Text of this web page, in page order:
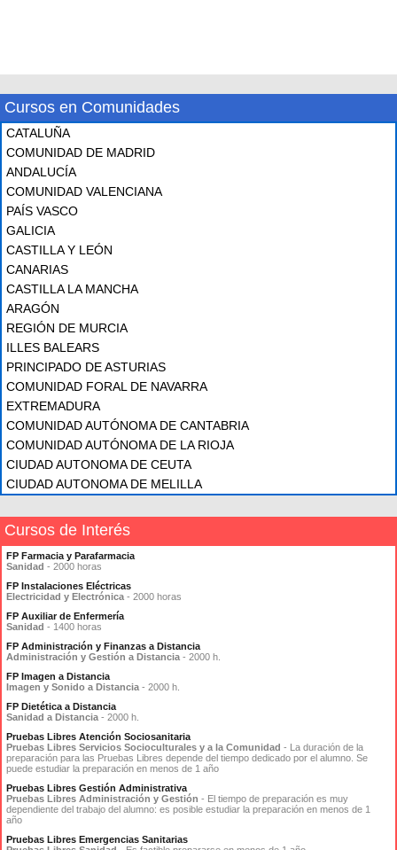
Cursos en Comunidades
CATALUÑA
COMUNIDAD DE MADRID
ANDALUCÍA
COMUNIDAD VALENCIANA
PAÍS VASCO
GALICIA
CASTILLA Y LEÓN
CANARIAS
CASTILLA LA MANCHA
ARAGÓN
REGIÓN DE MURCIA
ILLES BALEARS
PRINCIPADO DE ASTURIAS
COMUNIDAD FORAL DE NAVARRA
EXTREMADURA
COMUNIDAD AUTÓNOMA DE CANTABRIA
COMUNIDAD AUTÓNOMA DE LA RIOJA
CIUDAD AUTONOMA DE CEUTA
CIUDAD AUTONOMA DE MELILLA
Cursos de Interés
FP Farmacia y Parafarmacia
Sanidad - 2000 horas
FP Instalaciones Eléctricas
Electricidad y Electrónica - 2000 horas
FP Auxiliar de Enfermería
Sanidad - 1400 horas
FP Administración y Finanzas a Distancia
Administración y Gestión a Distancia - 2000 h.
FP Imagen a Distancia
Imagen y Sonido a Distancia - 2000 h.
FP Dietética a Distancia
Sanidad a Distancia - 2000 h.
Pruebas Libres Atención Sociosanitaria
Pruebas Libres Servicios Socioculturales y a la Comunidad - La duración de la
preparación para las Pruebas Libres depende del tiempo dedicado por el alumno. Se
puede estudiar la preparación en menos de 1 año
Pruebas Libres Gestión Administrativa
Pruebas Libres Administración y Gestión - El tiempo de preparación es muy
dependiente del trabajo del alumno: es posible estudiar la preparación en menos de 1
año
Pruebas Libres Emergencias Sanitarias